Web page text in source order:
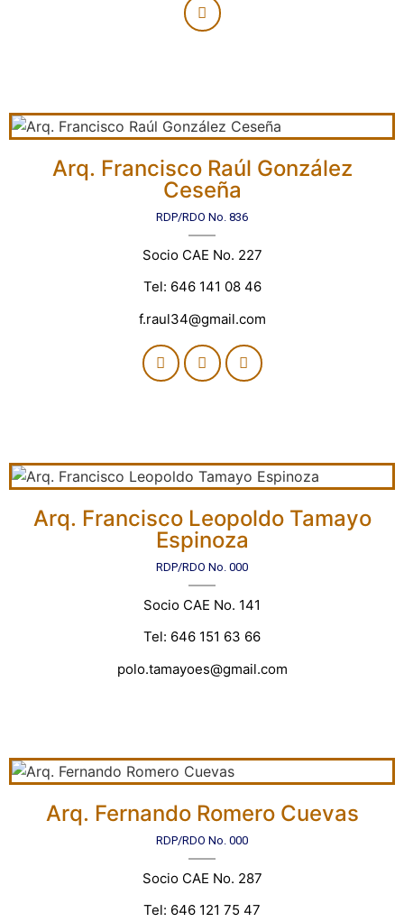
Arq. Francisco Raúl González
Ceseña
RDP/RDO No. 836
Socio CAE No. 227
Tel: 646 141 08 46
f.raul34@gmail.com
Arq. Francisco Leopoldo Tamayo
Espinoza
RDP/RDO No. 000
Socio CAE No. 141
Tel: 646 151 63 66
polo.tamayoes@gmail.com
Arq. Fernando Romero Cuevas
RDP/RDO No. 000
Socio CAE No. 287
Tel: 646 121 75 47